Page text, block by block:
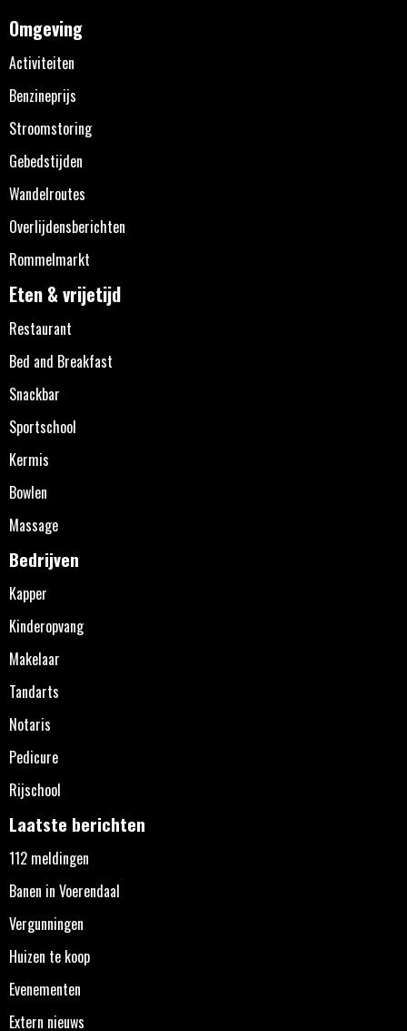
Omgeving
Activiteiten
Benzineprijs
Stroomstoring
Gebedstijden
Wandelroutes
Overlijdensberichten
Rommelmarkt
Eten & vrijetijd
Restaurant
Bed and Breakfast
Snackbar
Sportschool
Kermis
Bowlen
Massage
Bedrijven
Kapper
Kinderopvang
Makelaar
Tandarts
Notaris
Pedicure
Rijschool
Laatste berichten
112 meldingen
Banen in Voerendaal
Vergunningen
Huizen te koop
Evenementen
Extern nieuws